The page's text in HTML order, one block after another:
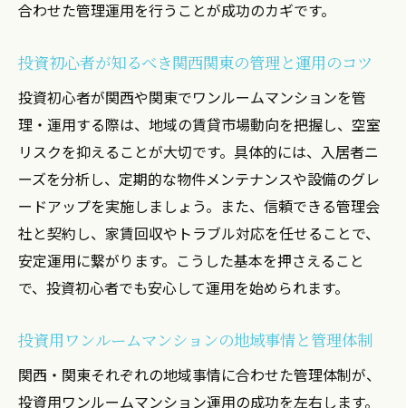
用方法
運用と管理の基礎を押さえて投資を安全に
始める
ワンルームマンション投資の第一歩とリス
ク管理
安心して始めるための投資用物件選びと管
理体制
売却や税金も見据えたワンルーム運用のポ
イント
運用法
合わせた管理運用を行うことが成功のカギです。
投資初心者が知るべき関西関東の管理と運用のコツ
投資初心者が関西や関東でワンルームマンションを管
理・運用する際は、地域の賃貸市場動向を把握し、空室
リスクを抑えることが大切です。具体的には、入居者ニ
ーズを分析し、定期的な物件メンテナンスや設備のグレ
ードアップを実施しましょう。また、信頼できる管理会
社と契約し、家賃回収やトラブル対応を任せることで、
安定運用に繋がります。こうした基本を押さえること
で、投資初心者でも安心して運用を始められます。
投資用ワンルームマンションの地域事情と管理体制
関西・関東それぞれの地域事情に合わせた管理体制が、
投資用ワンルームマンション運用の成功を左右します。